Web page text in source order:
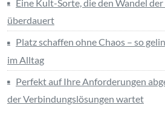
Eine Kult-Sorte, die den Wandel
überdauert
Platz schaffen ohne Chaos – so
im Alltag
Perfekt auf Ihre Anforderungen
der Verbindungslösungen wartet